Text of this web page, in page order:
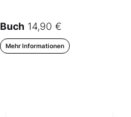
Buch 14,90 €
Mehr Informationen